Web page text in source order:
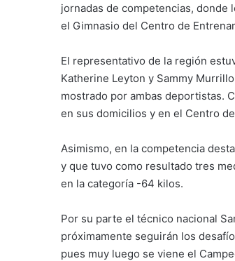
jornadas de competencias,
el Gimnasio del Centro de
El representativo de la región
Katherine Leyton y Sammy
mostrado por ambas deportistas.
en sus domicilios y en el Centro
Asimismo, en la competencia
y que tuvo como resultado tres
en la categoría -64 kilos.
Por su parte el técnico nacional
próximamente seguirán los
pues muy luego se viene el